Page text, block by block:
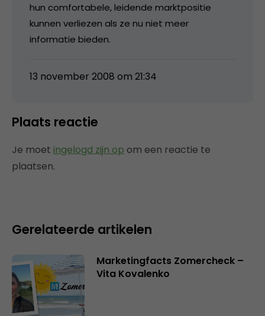
hun comfortabele, leidende marktpositie
kunnen verliezen als ze nu niet meer
informatie bieden.
13 november 2008 om 21:34
Plaats reactie
Je moet ingelogd zijn op om een reactie te
plaatsen.
Gerelateerde artikelen
Marketingfacts Zomercheck –
Vita Kovalenko